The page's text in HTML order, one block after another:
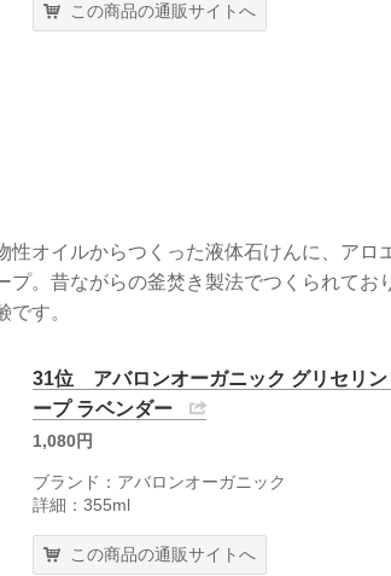
この商品の通販サイトへ
オイルからつくった液体石けんに、アロ
プ。昔ながらの釜焚き製法でつくられてお
す。
31位 アバロンオーガニック グリセリン
ープ ラベンダー
1,080円
ブランド：アバロンオーガニック
詳細：355ml
この商品の通販サイトへ